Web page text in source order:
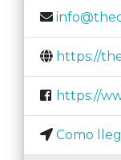
https://
https://
Como